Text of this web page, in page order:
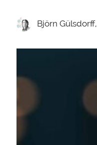
Björn Gülsdorff,